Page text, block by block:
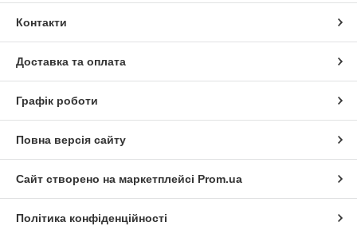
Контакти
Доставка та оплата
Графік роботи
Повна версія сайту
Сайт створено на маркетплейсі Prom.ua
Політика конфіденційності